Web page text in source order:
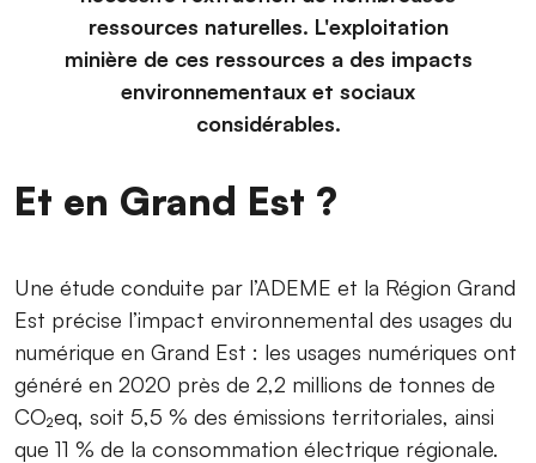
ressources naturelles. L'exploitation
minière de ces ressources a des impacts
environnementaux et sociaux
considérables.
Et en Grand Est ?
Une étude conduite par l’ADEME et la Région Grand
Est précise l’impact environnemental des usages du
numérique en Grand Est : les usages numériques ont
généré en 2020 près de 2,2 millions de tonnes de
CO₂eq, soit 5,5 % des émissions territoriales, ainsi
que 11 % de la consommation électrique régionale.